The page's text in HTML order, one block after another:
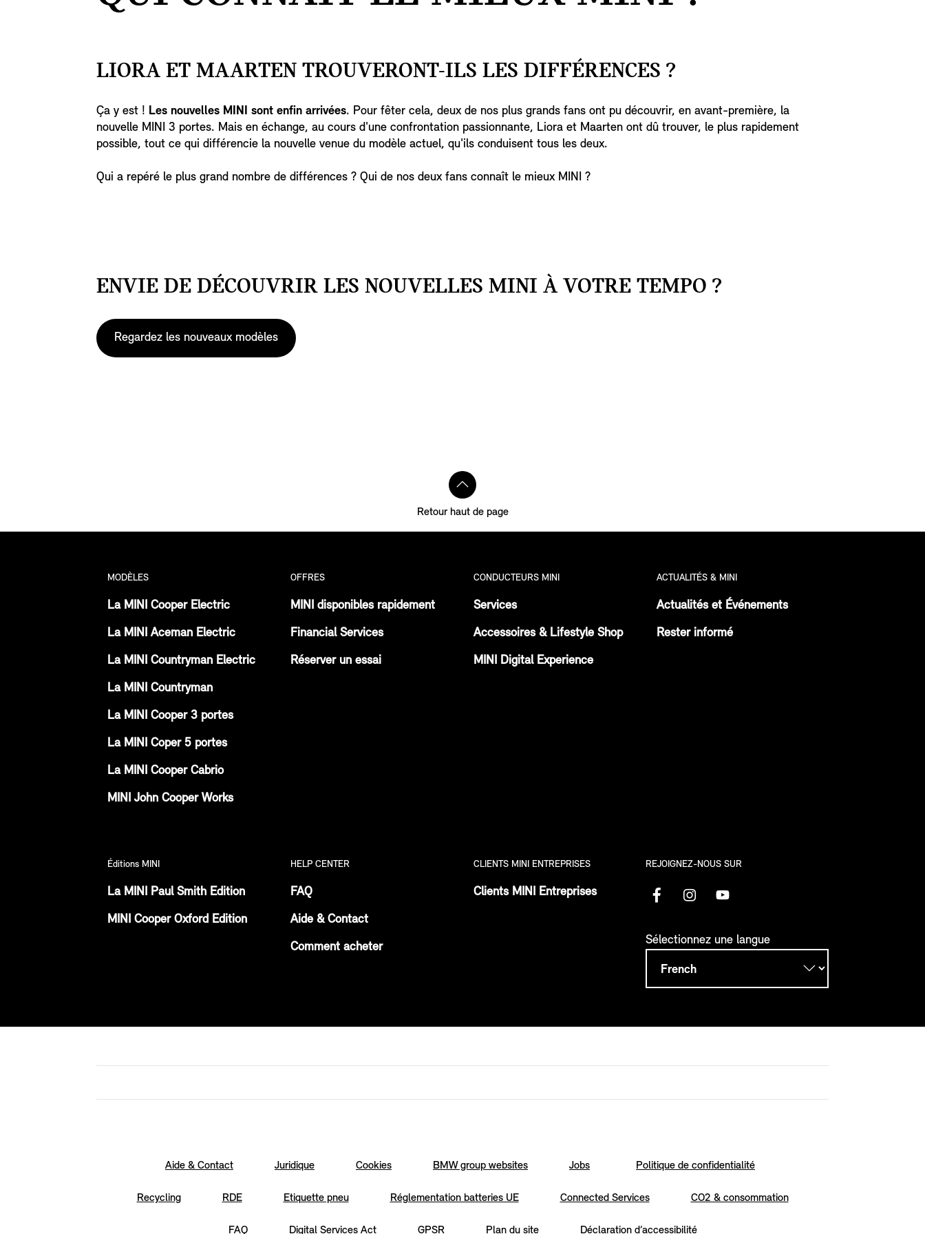
LIORA ET MAARTEN TROUVERONT-ILS LES DIFFÉRENCES ?
Ça y est ! Les nouvelles MINI sont enfin arrivées. Pour fêter cela, deux de nos plus grands fans ont pu découvrir, en avant-première, la
nouvelle MINI 3 portes. Mais en échange, au cours d'une confrontation passionnante, Liora et Maarten ont dû trouver, le plus rapidement
possible, tout ce qui différencie la nouvelle venue du modèle actuel, qu'ils conduisent tous les deux.
Qui a repéré le plus grand nombre de différences ? Qui de nos deux fans connaît le mieux MINI ?
ENVIE DE DÉCOUVRIR LES NOUVELLES MINI À VOTRE TEMPO ?
Regardez les nouveaux modèles
Retour haut de page
MODÈLES
La MINI Cooper Electric
La MINI Aceman Electric
La MINI Countryman Electric
La MINI Countryman
La MINI Cooper 3 portes
La MINI Coper 5 portes
La MINI Cooper Cabrio
MINI John Cooper Works
OFFRES
MINI disponibles rapidement
Financial Services
Réserver un essai
CONDUCTEURS MINI
Services
Accessoires & Lifestyle Shop
MINI Digital Experience
ACTUALITÉS & MINI
Actualités et Événements
Rester informé
Éditions MINI
La MINI Paul Smith Edition
MINI Cooper Oxford Edition
HELP CENTER
FAQ
Aide & Contact
Comment acheter
CLIENTS MINI ENTREPRISES
Clients MINI Entreprises
REJOIGNEZ-NOUS SUR
Sélectionnez une langue
Aide & Contact Juridique Cookies BMW group websites Jobs Politique de confidentialité
Recycling RDE Etiquette pneu Réglementation batteries UE Connected Services CO2 & consommation
FAQ Digital Services Act GPSR Plan du site Déclaration d’accessibilité